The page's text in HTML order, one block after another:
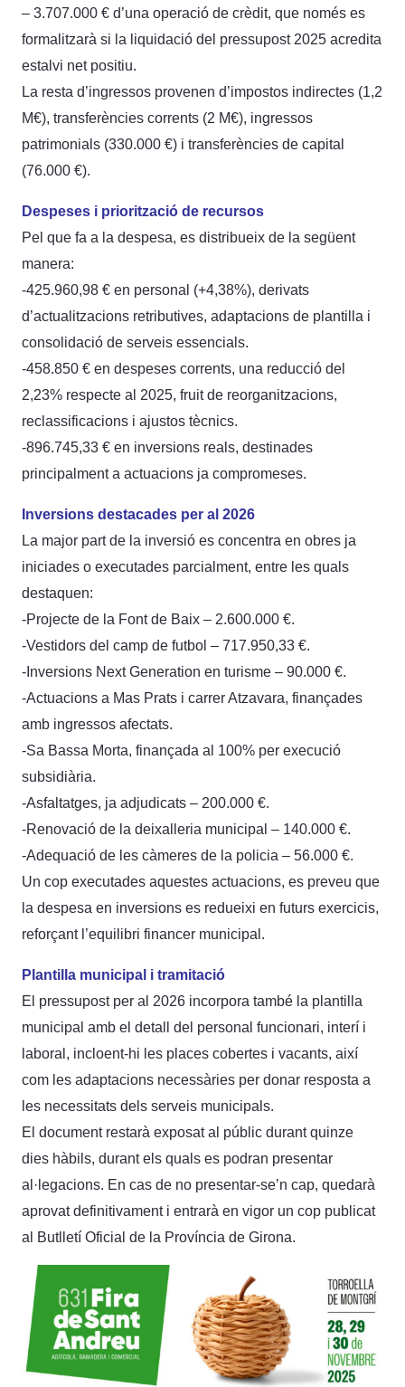
– 3.707.000 € d’una operació de crèdit, que només es
formalitzarà si la liquidació del pressupost 2025 acredita
estalvi net positiu.
La resta d’ingressos provenen d’impostos indirectes (1,2
M€), transferències corrents (2 M€), ingressos
patrimonials (330.000 €) i transferències de capital
(76.000 €).
Despeses i priorització de recursos
Pel que fa a la despesa, es distribueix de la següent
manera:
-425.960,98 € en personal (+4,38%), derivats
d’actualitzacions retributives, adaptacions de plantilla i
consolidació de serveis essencials.
-458.850 € en despeses corrents, una reducció del
2,23% respecte al 2025, fruit de reorganitzacions,
reclassificacions i ajustos tècnics.
-896.745,33 € en inversions reals, destinades
principalment a actuacions ja compromeses.
Inversions destacades per al 2026
La major part de la inversió es concentra en obres ja
iniciades o executades parcialment, entre les quals
destaquen:
-Projecte de la Font de Baix – 2.600.000 €.
-Vestidors del camp de futbol – 717.950,33 €.
-Inversions Next Generation en turisme – 90.000 €.
-Actuacions a Mas Prats i carrer Atzavara, finançades
amb ingressos afectats.
-Sa Bassa Morta, finançada al 100% per execució
subsidiària.
-Asfaltatges, ja adjudicats – 200.000 €.
-Renovació de la deixalleria municipal – 140.000 €.
-Adequació de les càmeres de la policia – 56.000 €.
Un cop executades aquestes actuacions, es preveu que
la despesa en inversions es redueixi en futurs exercicis,
reforçant l’equilibri financer municipal.
Plantilla municipal i tramitació
El pressupost per al 2026 incorpora també la plantilla
municipal amb el detall del personal funcionari, interí i
laboral, incloent-hi les places cobertes i vacants, així
com les adaptacions necessàries per donar resposta a
les necessitats dels serveis municipals.
El document restarà exposat al públic durant quinze
dies hàbils, durant els quals es podran presentar
al·legacions. En cas de no presentar-se’n cap, quedarà
aprovat definitivament i entrarà en vigor un cop publicat
al Butlletí Oficial de la Província de Girona.